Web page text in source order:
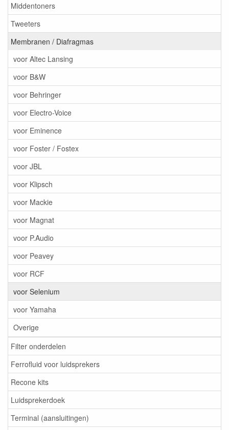
Middentoners
Tweeters
Membranen / Diafragmas
voor Altec Lansing
voor B&W
voor Behringer
voor Electro-Voice
voor Eminence
voor Foster / Fostex
voor JBL
voor Klipsch
voor Mackie
voor Magnat
voor P.Audio
voor Peavey
voor RCF
voor Selenium
voor Yamaha
Overige
Filter onderdelen
Ferrofluid voor luidsprekers
Recone kits
Luidsprekerdoek
Terminal (aansluitingen)